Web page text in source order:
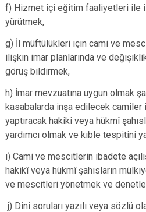
f) Hizmet içi eğitim faaliyetleri ile
yürütmek,
g) İl müftülükleri için cami ve
ilişkin imar planlarında ve
görüş bildirmek,
h) İmar mevzuatına uygun olmak
kasabalarda inşa edilecek camiler
yaptıracak hakiki veya hükmî
yardımcı olmak ve kıble tespitini
ı) Cami ve mescitlerin ibadete
hakikî veya hükmî şahısların
ve mescitleri yönetmek ve
j) Dini soruları yazılı veya sözlü